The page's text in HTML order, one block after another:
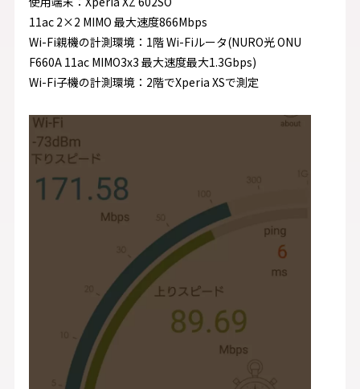
11ac 2×2 MIMO 最大速度866Mbps
Wi-Fi親機の計測環境：1階 Wi-Fiルータ(NURO光 ONU
F660A 11ac MIMO3x3 最大速度最大1.3Gbps)
Wi-Fi子機の計測環境：2階でXperia XSで測定